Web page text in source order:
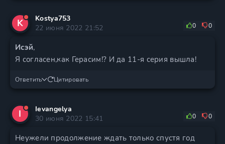
K
Kostya753
22 июня 2022 21:52
0 0
Исэй,
Я согласен,как Герасим!? И да 11-я серия вышла!
Ответить Цитировать
I
Ievangelya
30 июня 2022 15:41
0 0
Неужели продолжение ждать только спустя год